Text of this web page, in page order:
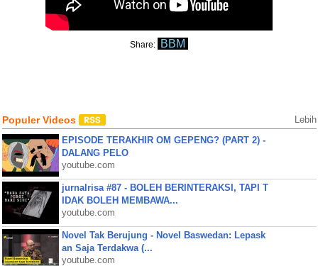
Share: BBM
Populer Videos Lebih
EPISODE TERAKHIR OM GEPENG? (PART 2) -
DALANG PELO
youtube.com
jurnalrisa #87 - BOLEH BERINTERAKSI, TAPI T
IDAK BOLEH MEMBAWA...
youtube.com
Novel Tak Berujung - Novel Baswedan: Lepask
an Saja Terdakwa (...
youtube.com